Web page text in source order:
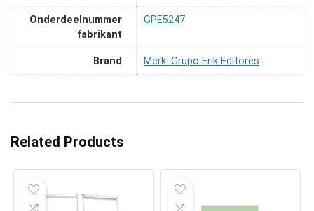
Onderdeelnummer
fabrikant
‎GPE5247
Brand Merk: Grupo Erik Editores
Related Products